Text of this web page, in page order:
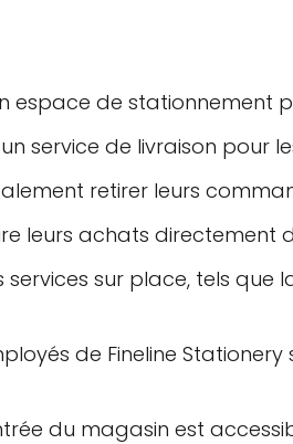
espace de stationnement
service de livraison pour
retirer leurs
leurs achats directement
services sur place, tels
de Fineline
du magasin est